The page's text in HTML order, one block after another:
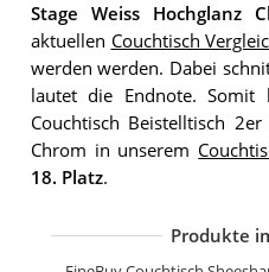
Stage Weiss Hochglanz
aktuellen Couchtisch
werden werden. Dabei
lautet die Endnote.
Couchtisch Beistelltisch
Chrom in unserem
18. Platz.
Produkte